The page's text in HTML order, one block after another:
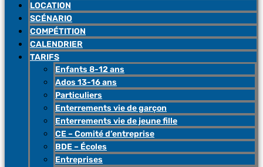
LOCATION
SCÉNARIO
COMPÉTITION
CALENDRIER
TARIFS
Enfants 8-12 ans
Ados 13-16 ans
Particuliers
Enterrements vie de garçon
Enterrements vie de jeune fille
CE – Comité d’entreprise
BDE – Écoles
Entreprises